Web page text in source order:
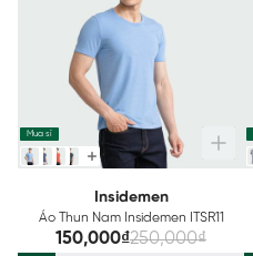
Mua sỉ
Insidemen
Áo Thun Nam Insidemen ITSR11
150,000₫250,000₫